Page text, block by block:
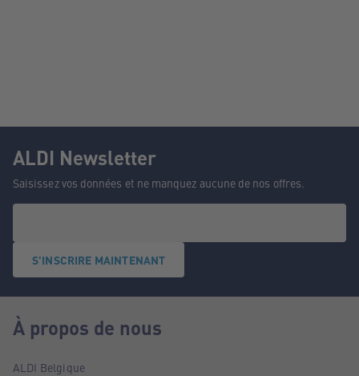
ALDI Newsletter
Saisissez vos données et ne manquez aucune de nos offres.
S'INSCRIRE MAINTENANT
À propos de nous
ALDI Belgique